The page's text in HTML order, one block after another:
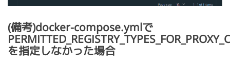
(備考)docker-compose.ymlで
を指定しなかった場合